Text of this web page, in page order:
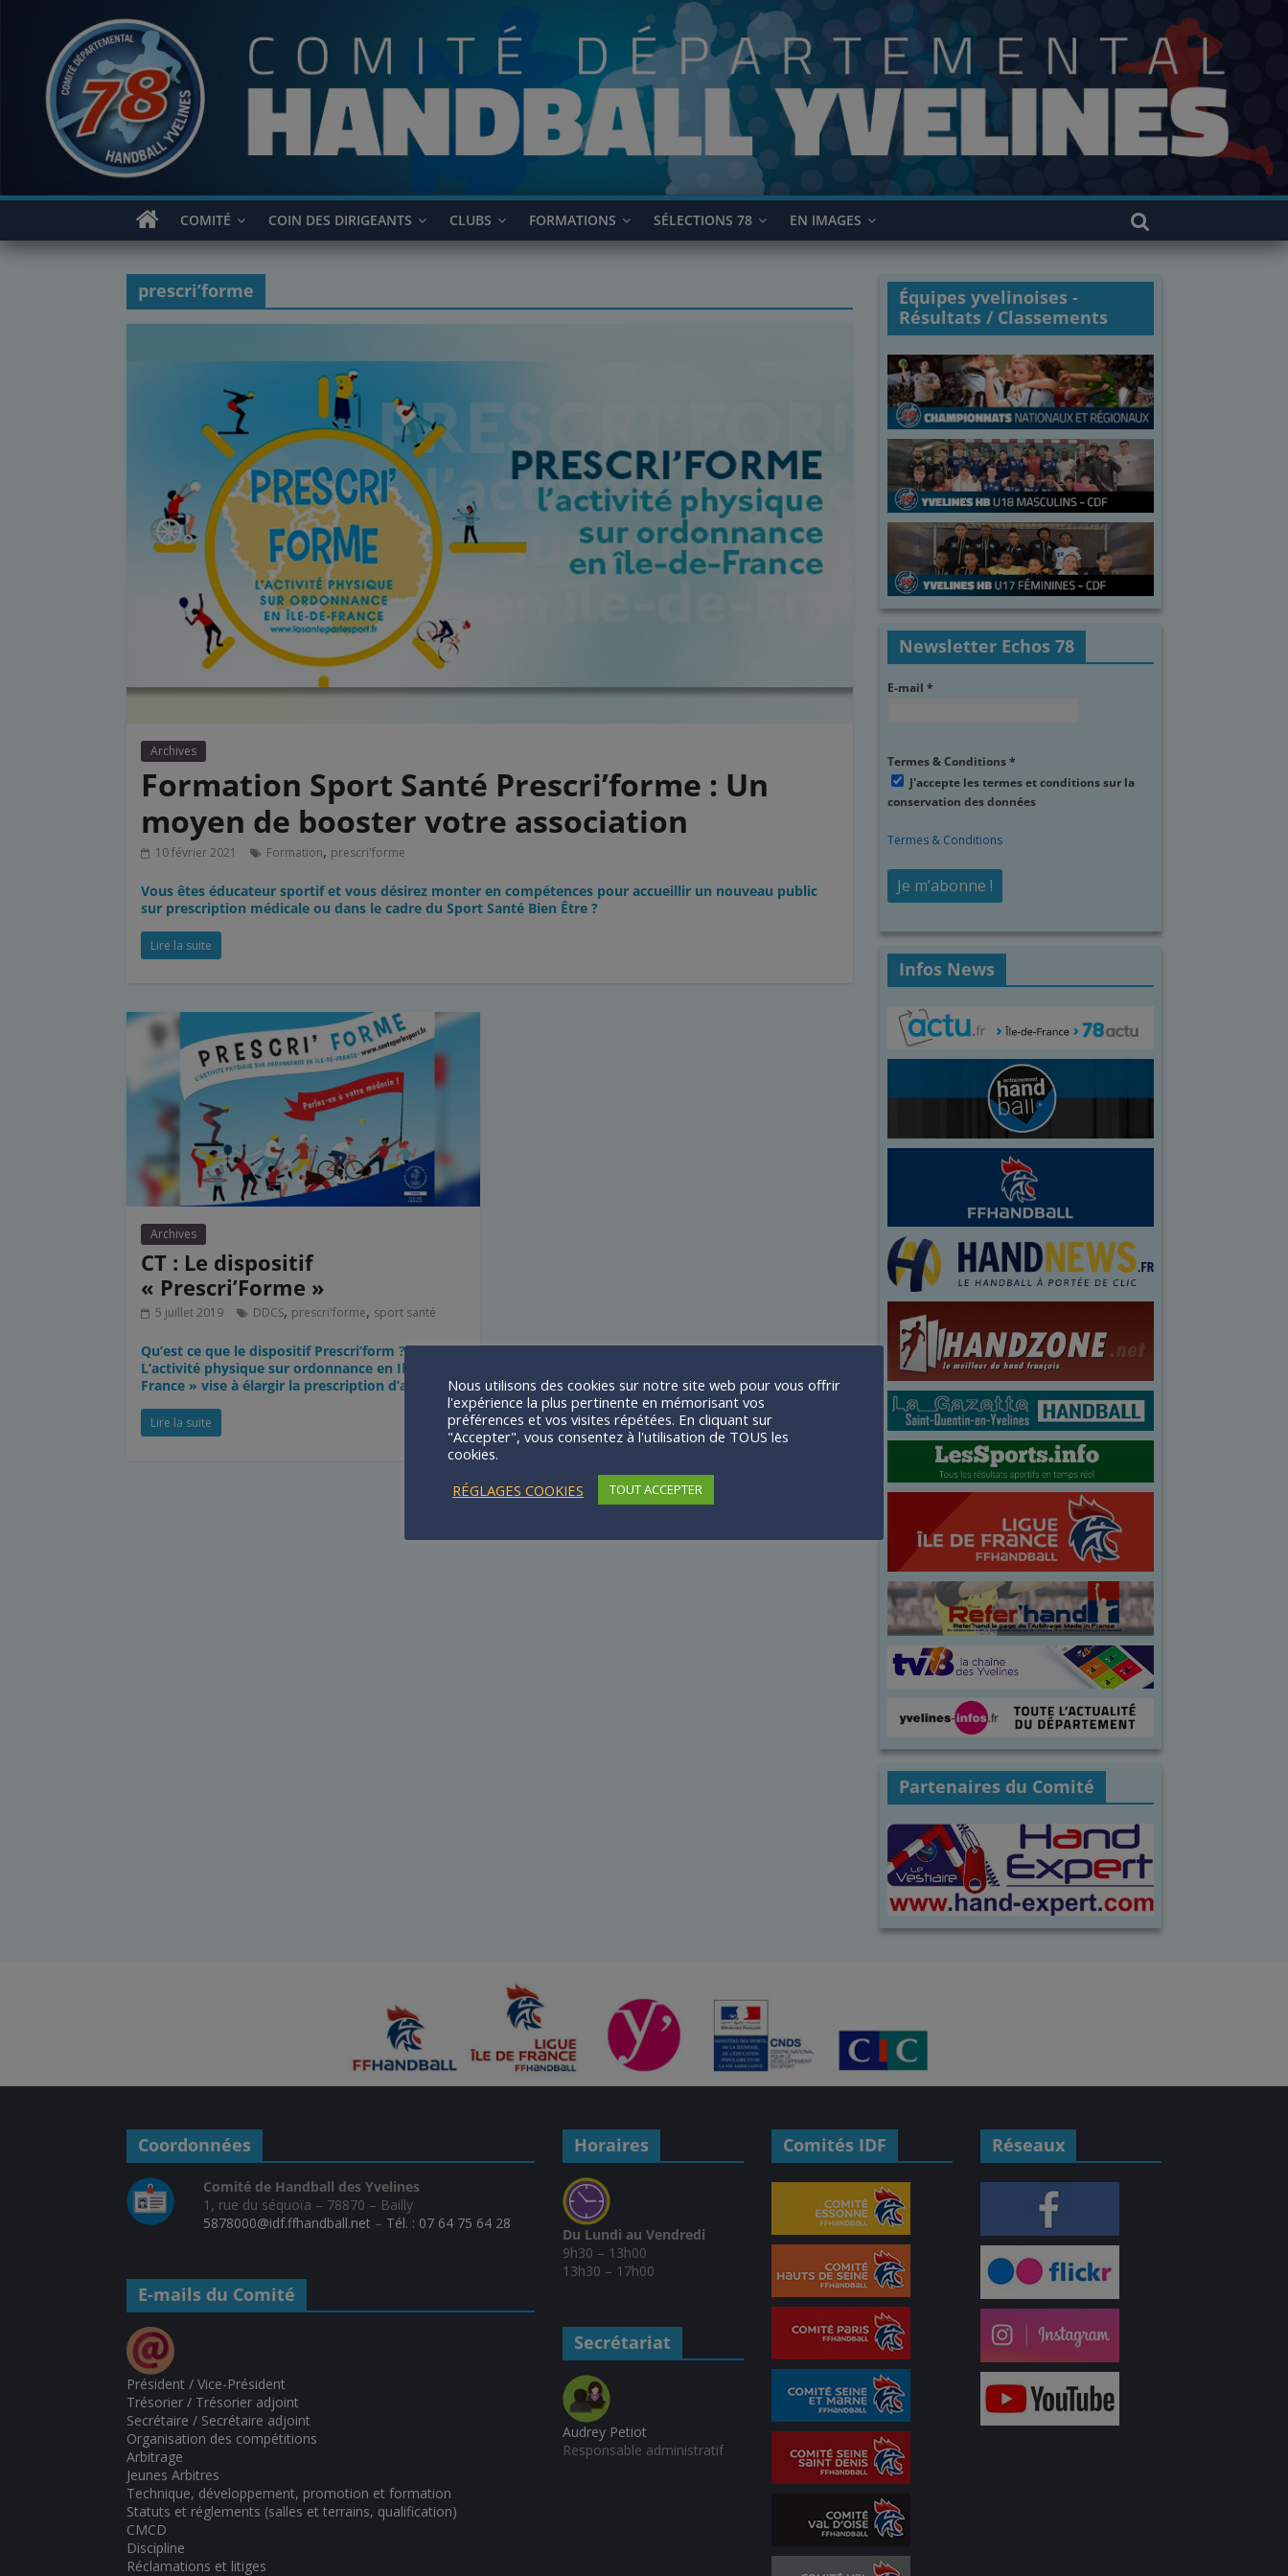
contenu
COMITÉ COIN DES DIRIGEANTS CLUBS FORMATIONS SÉLECTIONS 78 EN IMAGES
prescri’forme
Archives
Formation Sport Santé Prescri’forme : Un
moyen de booster votre association
10 février 2021 Formation, prescri'forme
Vous êtes éducateur sportif et vous désirez monter en compétences pour accueillir un nouveau public
sur prescription médicale ou dans le cadre du Sport Santé Bien Être ?
Lire la suite
Archives
CT : Le dispositif
« Prescri’Forme »
5 juillet 2019 DDCS, prescri'forme, sport santé
Qu’est ce que le dispositif Prescri’form ?
L’activité physique sur ordonnance en Ile-de-
France » vise à élargir la prescription d’activité
Lire la suite
Équipes yvelinoises -
Résultats / Classements
Newsletter Echos 78
E-mail*
Termes & Conditions*
J'accepte les termes et conditions sur la
conservation des données
Termes & Conditions
Infos News
Partenaires du Comité
Coordonnées
Comité de Handball des Yvelines
1, rue du séquoïa – 78870 – Bailly
5878000@idf.ffhandball.net – Tél. : 07 64 75 64 28
E-mails du Comité
Président / Vice-Président
Trésorier / Trésorier adjoint
Secrétaire / Secrétaire adjoint
Organisation des compétitions
Arbitrage
Jeunes Arbitres
Technique, développement, promotion et formation
Statuts et réglements (salles et terrains, qualification)
CMCD
Discipline
Réclamations et litiges
Horaires
Du Lundi au Vendredi
9h30 – 13h00
13h30 – 17h00
Secrétariat
Audrey Petiot
Responsable administratif
Comités IDF Réseaux
Nous utilisons des cookies sur notre site web pour vous offrir
l'expérience la plus pertinente en mémorisant vos
préférences et vos visites répétées. En cliquant sur
"Accepter", vous consentez à l'utilisation de TOUS les
cookies.
RÉGLAGES COOKIES
TOUT ACCEPTER